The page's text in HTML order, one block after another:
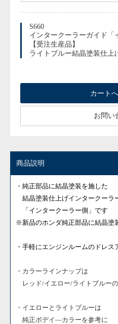
S660
インタークーラーガイド「
【受注生産品】
ライトブルー結晶塗装仕上
お問い
商品説明
・純正部品に結晶塗装を施した
結晶塗装仕上げインタークーラ
「インタークーラー側」です
※新品のホンダ純正部品に結晶塗
・手軽にエンジンルームのドレ
・カラーラインナップは
レッド/イエロー/ライトブルー
・イエローとライトブルーは
純正ボデイ―カラーを参考に